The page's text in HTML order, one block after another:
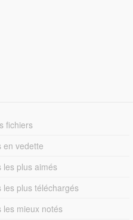
fichiers
en vedette
les plus aimés
les plus téléchargés
les mieux notés